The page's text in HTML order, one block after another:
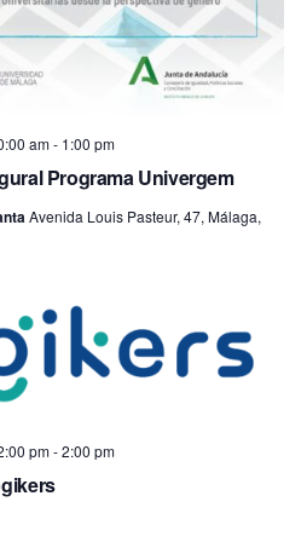
Programa Univergem
am- 1:00 pm
Avenida Louis Pasteur, 47, Málaga,
pm-2:00 pm